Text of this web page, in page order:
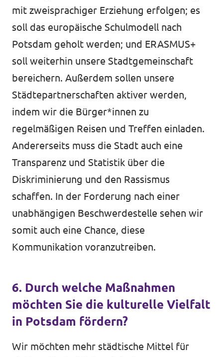
mit zweisprachiger Erziehung erfolgen; es
soll das europäische Schulmodell nach
Potsdam geholt werden; und ERASMUS+
soll weiterhin unsere Stadtgemeinschaft
bereichern. Außerdem sollen unsere
Städtepartnerschaften aktiver werden,
indem wir die Bürger*innen zu
regelmäßigen Reisen und Treffen einladen.
Andererseits muss die Stadt auch eine
Transparenz und Statistik über die
Diskriminierung und den Rassismus
schaffen. In der Forderung nach einer
unabhängigen Beschwerdestelle sehen wir
somit auch eine Chance, diese
Kommunikation voranzutreiben.
6. Durch welche Maßnahmen
möchten Sie die kulturelle Vielfalt
in Potsdam fördern?
Wir möchten mehr städtische Mittel für